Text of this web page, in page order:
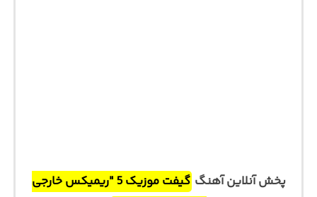
پخش آنلاین آهنگ
گیفت موزیک 5 "ریمیکس خارجی